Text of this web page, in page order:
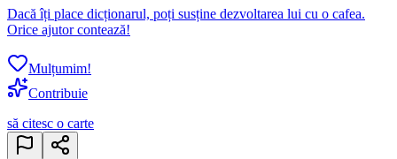
Dacă îți place dicționarul, poți susține dezvoltarea lui cu o cafea.
Orice ajutor contează!
Mulțumim!
Contribuie
să citesc o carte